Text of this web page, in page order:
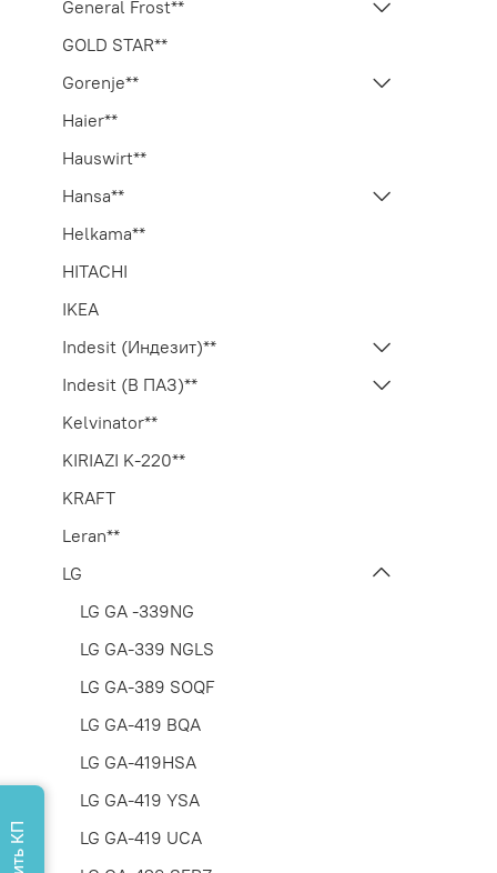
General Frost**
GOLD STAR**
Gorenje**
Haier**
Hauswirt**
Hansa**
Helkama**
HITACHI
IKEA
Indesit (Индезит)**
Indesit (В ПАЗ)**
Kelvinator**
KIRIAZI K-220**
KRAFT
Leran**
LG
LG GA -339NG
LG GA-339 NGLS
LG GA-389 SOQF
LG GA-419 BQA
LG GA-419HSA
LG GA-419 YSA
LG GA-419 UCA